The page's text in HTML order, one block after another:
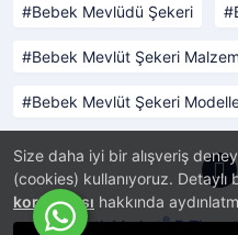
Size daha iyi bir alışveriş
(cookies) kullanıyoruz. Detaylı
korunması hakkında
Bebek Mevlüdü Şekeri
Bebek Mevlüt Şekeri
Bebek Mevlüt Şekeri
PlatinMarket®E-